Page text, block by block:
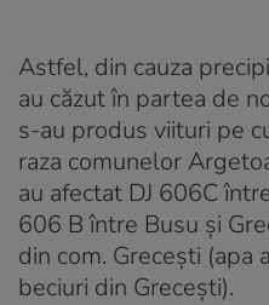
Astfel, din cauza
au căzut în partea de
s-au produs viituri pe
raza comunelor
au afectat DJ 606C
606 B între Busu şi
din com. Greceşti (apa
beciuri din Greceşti).